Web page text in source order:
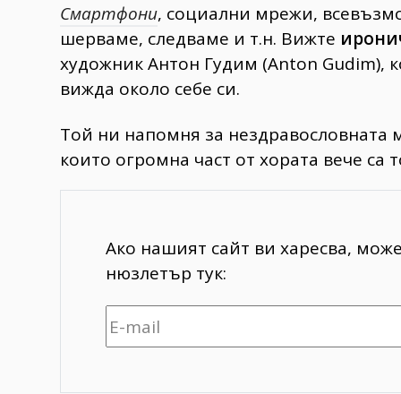
Смартфони, социални мрежи,
шерваме, следваме и т.н. Вижте
художник Антон Гудим (Anton Gudim),
вижда около себе си.
Той ни напомня за нездравословната
които огромна част от хората вече са
Ако нашият сайт ви харесва,
нюзлетър тук: